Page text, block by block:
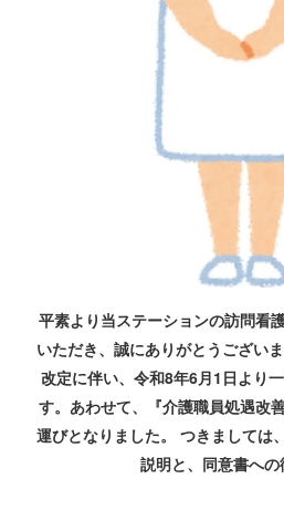
平素より当ステーションの訪問看
いただき、誠にありがとうござい
改定に伴い、令和8年6月1日より
す。あわせて、『介護職員処遇改
運びとなりました。 つきましては
説明と、同意書へ